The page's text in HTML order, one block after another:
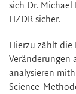
sich Dr. Michael
HZDR sicher.
Hierzu zählt die
Veränderungen
analysieren
Science-